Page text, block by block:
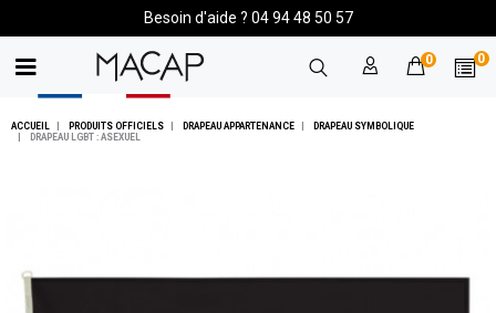
Besoin d'aide ? 04 94 48 50 57
0 0
ACCUEIL PRODUITS OFFICIELS DRAPEAU APPARTENANCE
DRAPEAU SYMBOLIQUE
DRAPEAU LGBT : ASEXUEL